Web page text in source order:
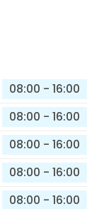
08:00 - 16:00
08:00 - 16:00
08:00 - 16:00
08:00 - 16:00
08:00 - 16:00